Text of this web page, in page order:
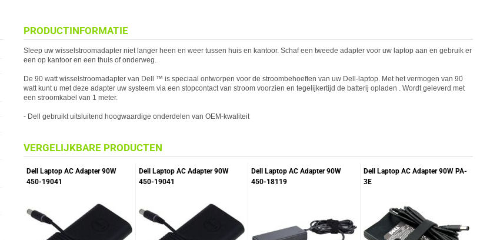
PRODUCTINFORMATIE
Sleep uw wisselstroomadapter niet langer heen en weer tussen huis en kantoor. Schaf een tweede adapter voor uw laptop aan en gebruik er
een op kantoor en een thuis of onderweg.
De 90 watt wisselstroomadapter van Dell ™ is speciaal ontworpen voor de stroombehoeften van uw Dell -laptop. Met het vermogen van 90
watt kunt u met deze adapter uw systeem via een stopcontact van stroom voorzien en tegelijkertijd de batterij opladen . Wordt geleverd met
een stroomkabel van 1 meter.
- Dell gebruikt uitsluitend hoogwaardige onderdelen van OEM-kwaliteit
VERGELIJKBARE PRODUCTEN
Dell Laptop AC Adapter 90W
450-19041
Dell Laptop AC Adapter 90W
450-19041
Dell Laptop AC Adapter 90W
450-18119
Dell Laptop AC Adapter 90W PA-
3E